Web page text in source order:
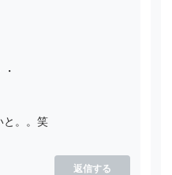
と。。笑
返信する